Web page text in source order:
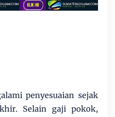
penyesuaian sejak
Selain gaji pokok,